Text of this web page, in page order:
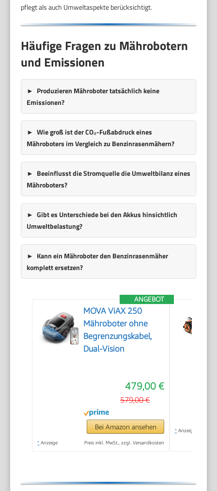
pflegt als auch Umweltaspekte berücksichtigt.
Häufige Fragen zu Mährobotern
und Emissionen
Produzieren Mähroboter tatsächlich keine
Emissionen?
Wie groß ist der CO₂-Fußabdruck eines
Mähroboters im Vergleich zu Benzinrasenmähern?
Beeinflusst die Stromquelle die Umweltbilanz eines
Mähroboters?
Gibt es Unterschiede bei den Akkus hinsichtlich
Umweltbelastung?
Kann ein Mähroboter den Benzinrasenmäher
komplett ersetzen?
ANGEBOT
MOVA ViAX 250
Mähroboter ohne
Begrenzungskabel,
Dual-Vision
479,00 €
579,00 €
Bei Amazon ansehen
* Anzeige Preis inkl. MwSt., zzgl. Versandkosten
* Anzeige